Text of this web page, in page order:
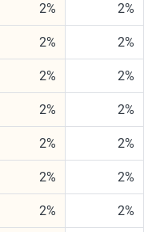
2% 2%
2% 2%
2% 2%
2% 2%
2% 2%
2% 2%
2% 2%